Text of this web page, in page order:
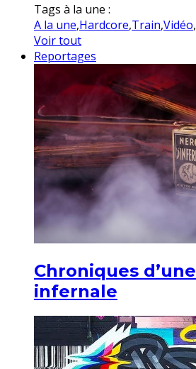
Tags à la une :
A la une,Hardcore,Train,Vidéo,
Voir tout
Reportages
Chroniques
infernale